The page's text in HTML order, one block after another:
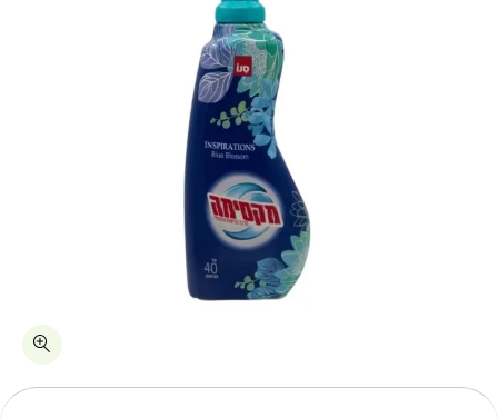
כמות סנו מקסימה מרכך כביסה מרוכז בלו בלוסום - 1 ליטר